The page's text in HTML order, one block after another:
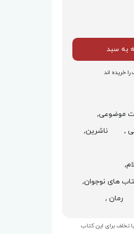
به سبد
خریده اند
موضوعی,
,
ناشرین,
های نوجوان,
رمان ,
تخلف برای این کتاب